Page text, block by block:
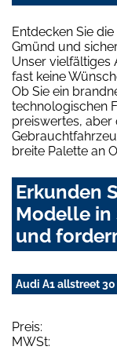
Entdecken Sie
Gmünd und
Unser vielfältiges
fast keine
Ob Sie ein
technologischen
preiswertes,
breite Palette an
Erkunden
Modelle in
und
Audi A1 allstreet 30
Preis:
MWSt: